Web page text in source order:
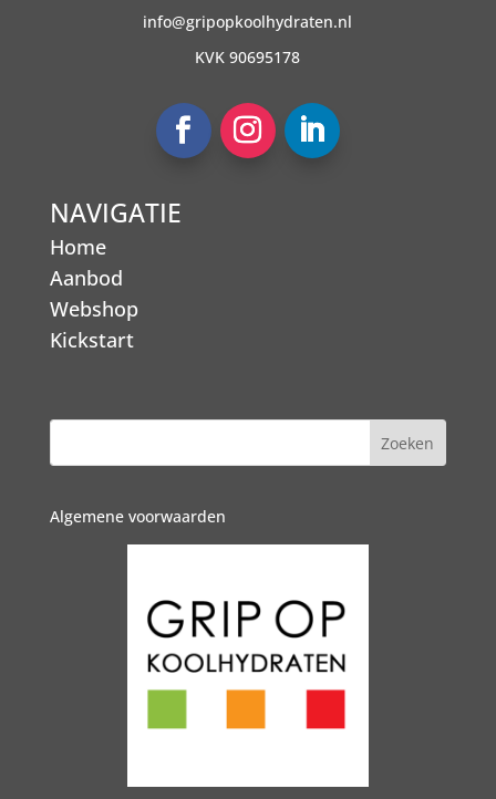
info@gripopkoolhydraten.nl
KVK 90695178
NAVIGATIE
Home
Aanbod
Webshop
Kickstart
Algemene voorwaarden